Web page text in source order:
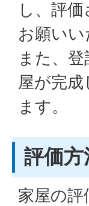
し、評
お願いい
また、
屋が完
ます。
評価
家屋の